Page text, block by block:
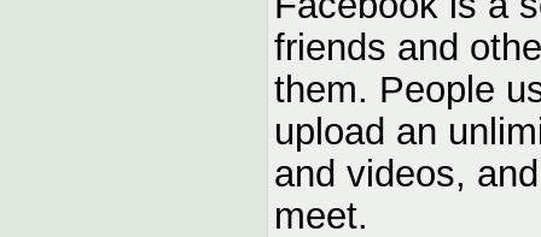
friends and
them. People
upload an
and videos,
meet.